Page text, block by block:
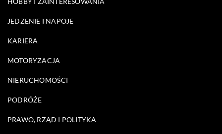
JEDZENIE I NAPOJE
KARIERA
MOTORYZACJA
NIERUCHOMOŚCI
PODRÓŻE
PRAWO, RZĄD I POLITYKA